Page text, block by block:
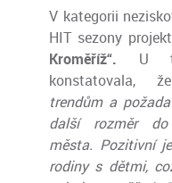
V kategorii
HIT sezony
Kroměříž“. U
konstatovala,
trendům a
další rozměr do
města. Pozitivní
rodiny s dětmi,